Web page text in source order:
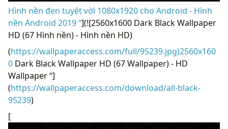
Hình nền đen tuyệt vời 1080x1920 cho Android - Hình
nền Android 2019 “](![2560x1600 Dark Black Wallpaper
HD (67 Hình nền) - Hình nền HD)
(https://wallpaperaccess.com/full/95239.jpg)2560x160
0 Dark Black Wallpaper HD (67 Wallpaper) - HD
Wallpaper “]
(https://wallpaperaccess.com/download/all-black-
95239)
[